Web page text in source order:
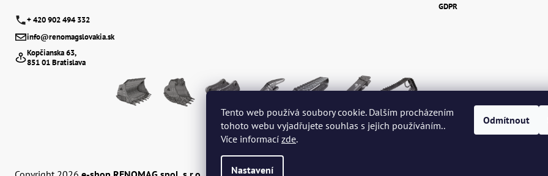
Tento web používá soubory cookie. Dalším procházením
tohoto webu vyjadřujete souhlas s jejich používáním..
Více informací zde.
Nastavení
Odmítnout
+ 420 902 494 332
info@renomagslovakia.sk
Kopčianska 63,
851 01 Bratislava
GDPR